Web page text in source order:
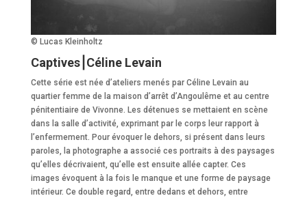
© Lucas Kleinholtz
Captives⎮Céline Levain
Cette série est née d’ateliers menés par Céline Levain au
quartier femme de la maison d’arrêt d’Angoulême et au centre
pénitentiaire de Vivonne. Les détenues se mettaient en scène
dans la salle d’activité, exprimant par le corps leur rapport à
l’enfermement. Pour évoquer le dehors, si présent dans leurs
paroles, la photographe a associé ces portraits à des paysages
qu’elles décrivaient, qu’elle est ensuite allée capter. Ces
images évoquent à la fois le manque et une forme de paysage
intérieur. Ce double regard, entre dedans et dehors, entre